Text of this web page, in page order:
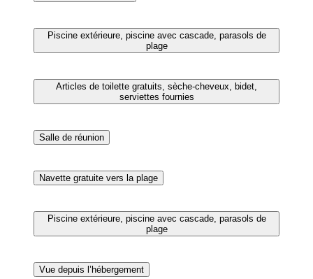
Réception
Coin salon dans le hall